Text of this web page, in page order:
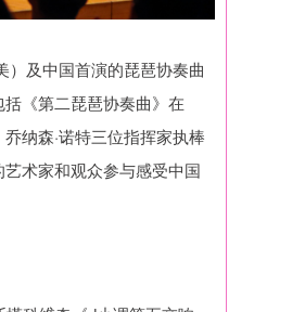
）及中国首演的琵琶协奏曲
《第二琵琶协奏曲》在
纳森·诺特三位指挥家执棒
术家和观众参与感受中国